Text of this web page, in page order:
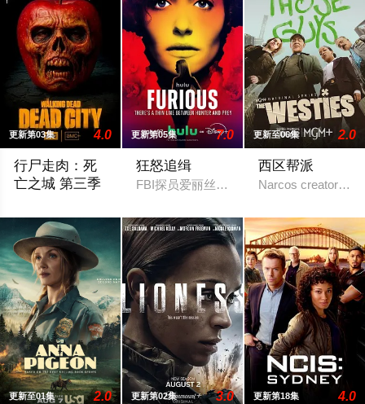
更新第03集 4.0
行尸走肉：死
亡之城 第三季
更新第05集 7.0
狂怒追缉
FBI探员爱丽丝·布莱克（埃米·罗森 饰）
更新至06集 2.0
西区帮派
Narcos creator
更新至01集 2.0 更新第02集 3.0 更新第18集 4.0